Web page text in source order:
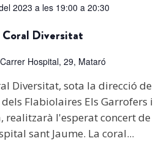
2023 a les 19:00 a20:30
Coral Diversitat
Carrer Hospital, 29, Mataró
Diversitat, sota la direcció de
Flabiolaires Els Garrofers i
l'esperat concert de
sant Jaume. La coral...